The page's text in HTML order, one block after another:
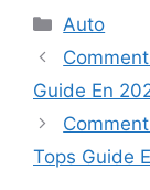
Categories
Auto
Guide En
Tops Guide